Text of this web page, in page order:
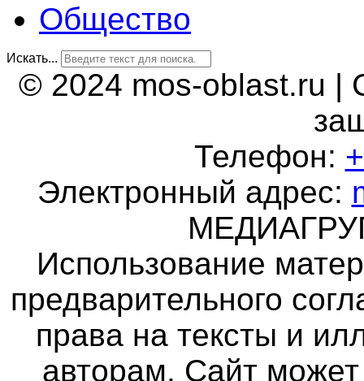
Общество
Искать...
© 2024 mos-oblast.ru |
Телефон:
Электронный адрес:
Использование
предварительного
права на тексты и
авторам. Сайт